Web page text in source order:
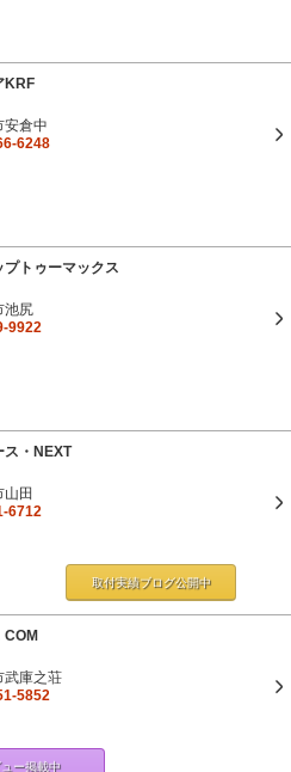
KRF
安倉中
6248
プトゥーマックス
池尻
9922
ス・NEXT
山田
6712
取付実績ブログ公開中
COM
武庫之荘
5852
ュー掲載中